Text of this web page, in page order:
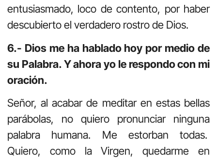
entusiasmado, loco de contento, por haber
descubierto el verdadero rostro de Dios.
6.- Dios me ha hablado hoy por medio de
su Palabra. Y ahora yo le respondo con mi
oración.
Señor, al acabar de meditar en estas bellas
parábolas, no quiero pronunciar ninguna
palabra humana. Me estorban todas.
Quiero, como la Virgen, quedarme en